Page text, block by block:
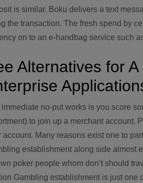
is similar. Boku delivers a text
the transaction. The fresh spend by
on to an e-handbag service such
Alternatives for
no-put works is you score
to join up a merchant account.
account. Many reasons exist one to
establishment along side almost
poker people whom don’t should
Gambling establishment is just